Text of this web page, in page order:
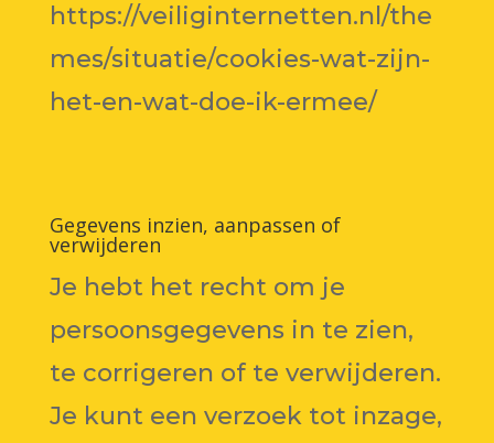
https://veiliginternetten.nl/the
mes/situatie/cookies-wat-zijn-
het-en-wat-doe-ik-ermee/
Gegevens inzien, aanpassen of
verwijderen
Je hebt het recht om je
persoonsgegevens in te zien,
te corrigeren of te verwijderen.
Je kunt een verzoek tot inzage,